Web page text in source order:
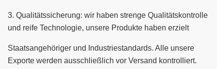
3. Qualitätssicherung: wir haben strenge Qualitätskontrolle
und reife Technologie, unsere Produkte haben erzielt
Staatsangehöriger und Industriestandards. Alle unsere
Exporte werden ausschließlich vor Versand kontrolliert.